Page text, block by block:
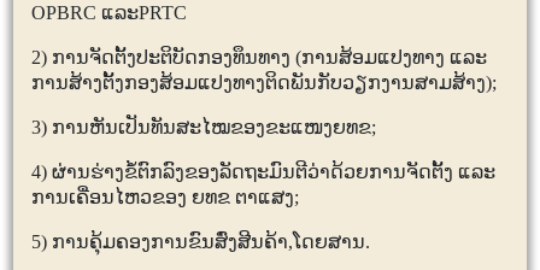
OPBRC ແລະPRTC
2) ການຈັດຕັ້ງປະຕິບັດກອງທຶນທາງ (ການສ້ອມແປງທາງ ແລະ
ການສ້າງຕັ້ງກອງສ້ອມແປງທາງຕິດພັນກັບວຽກງານສາມສ້າງ);
3) ການຫັນເປັນທັນສະໄໝຂອງຂະແໜງຍທຂ;
4)ຜ່ານຮ່າງຂໍ້ຕົກລົງຂອງລັດຖະມົນຕີວ່າດ້ວຍການຈັດຕັ້ງ ແລະ
ການເຄື່ອນໄຫວຂອງ ຍທຂ ຕາແສງ;
5) ການຄຸ້ມຄອງການຂົນສົ່ງສີນຄ້າ,ໂດຍສານ.